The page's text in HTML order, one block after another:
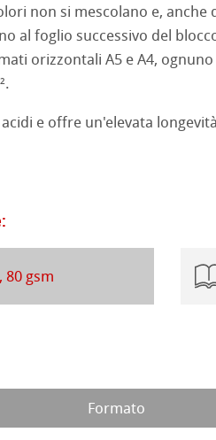
Questions
fatta a mano
ad Olio/Acrilico
non si mescolano e,
al foglio successivo del
orizzontali A5 e A4,
e offre un'elevata
80 gsm
Formato